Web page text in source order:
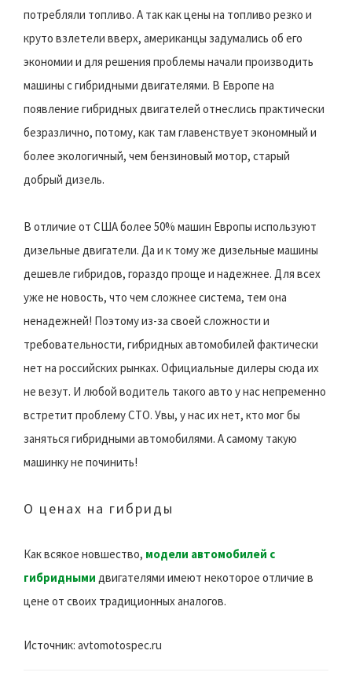
потребляли топливо. А так как цены на топливо резко и
круто взлетели вверх, американцы задумались об его
экономии и для решения проблемы начали производить
машины с гибридными двигателями. В Европе на
появление гибридных двигателей отнеслись практически
безразлично, потому, как там главенствует экономный и
более экологичный, чем бензиновый мотор, старый
добрый дизель.
В отличие от США более 50% машин Европы используют
дизельные двигатели. Да и к тому же дизельные машины
дешевле гибридов, гораздо проще и надежнее. Для всех
уже не новость, что чем сложнее система, тем она
ненадежней! Поэтому из-за своей сложности и
требовательности, гибридных автомобилей фактически
нет на российских рынках. Официальные дилеры сюда их
не везут. И любой водитель такого авто у нас непременно
встретит проблему СТО. Увы, у нас их нет, кто мог бы
заняться гибридными автомобилями. А самому такую
машинку не починить!
О ценах на гибриды
Как всякое новшество, модели автомобилей с
гибридными двигателями имеют некоторое отличие в
цене от своих традиционных аналогов.
Источник: avtomotospec.ru